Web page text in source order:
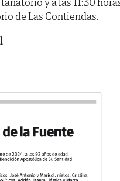
de Las Contiendas.